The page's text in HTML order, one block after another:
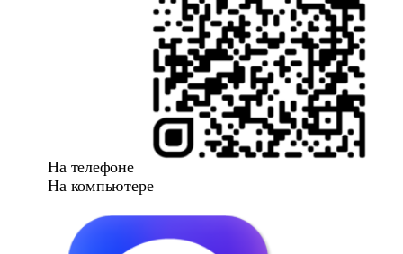
На телефоне
На компьютере